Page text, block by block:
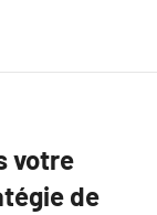
votre
de